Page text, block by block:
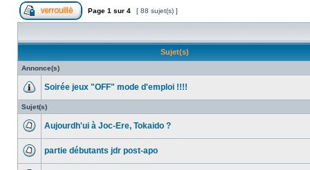
Page 1 sur 4 [ 88 sujet(s) ]
Sujet(s)
Annonce(s)
Soirée jeux "OFF" mode d'emploi !!!!
Sujet(s)
Aujourdh'ui à Joc-Ere, Tokaido ?
partie débutants jdr post-apo